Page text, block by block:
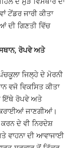
ਟੇਂਡਰ ਜਾਰੀ ਕੀਤਾ
ਦੀ ਗਿਣਤੀ ਵਿੱਚ
ਰੋਪਵੇ ਅਤੇ
ਜਿਲ੍ਹੇ ਦੇ ਮੋਰਨੀ
ਵਜੋ ਵਿਕਸਿਤ ਕੀਤਾ
ਇੱਥੇ ਰੋਪਵੇ ਅਤੇ
ਜਾਣਗੀਆਂ।
ਦੇ ਵੀ ਨਿਰਦੇਸ਼
ਵਾਹਨਾ ਦੀ ਆਵਾਜਾਈ